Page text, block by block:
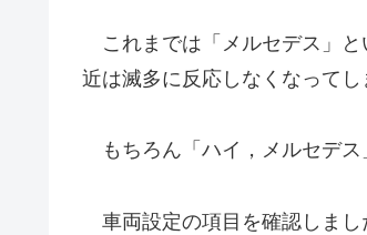
これまでは「メルセデス」と
近は滅多に反応しなくなってし
もちろん「ハイ，メルセデス
車両設定の項目を確認しまし